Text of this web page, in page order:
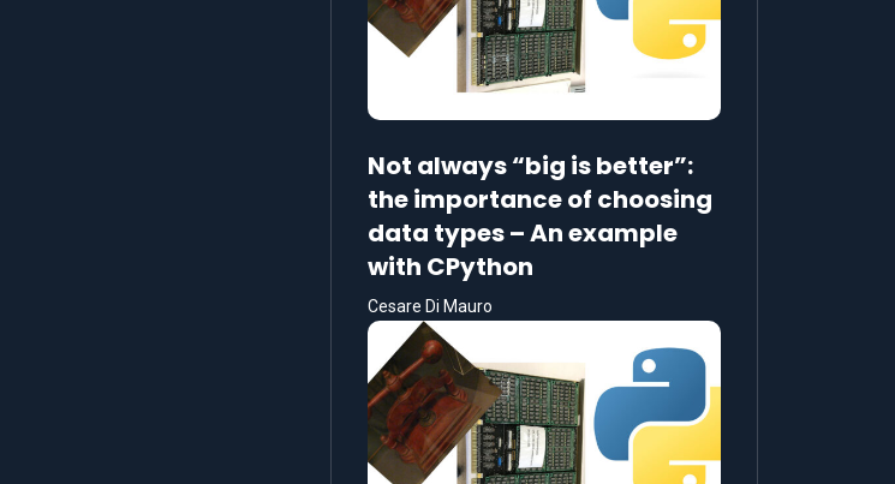
Not always “big is better”:
the importance of choosing
data types – An example
with CPython
Cesare Di Mauro